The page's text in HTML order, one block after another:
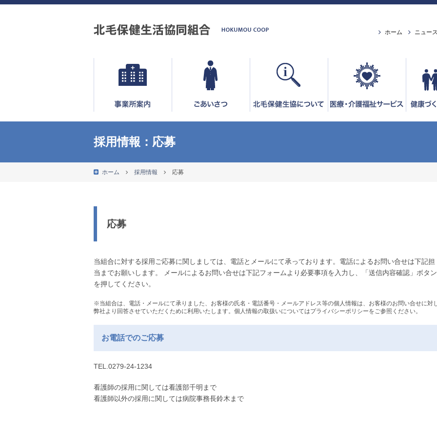
ホーム ニュー
採用情報：応募
ホーム 採用情報 応募
応募
当組合に対する採用ご応募に関しましては、電話とメールにて承っております。電話によるお問い合せは下記担
当までお願いします。 メールによるお問い合せは下記フォームより必要事項を入力し、「送信内容確認」ボタン
を押してください。
※当組合は、電話・メールにて承りました、お客様の氏名・電話番号・メールアドレス等の個人情報は、お客様のお問い合せに対
弊社より回答させていただくために利用いたします。個人情報の取扱いについてはプライバシーポリシーをご参照ください。
お電話でのご応募
TEL.0279-24-1234
看護師の採用に関しては看護部千明まで
看護師以外の採用に関しては病院事務長鈴木まで